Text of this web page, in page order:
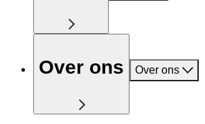
Over ons Over ons